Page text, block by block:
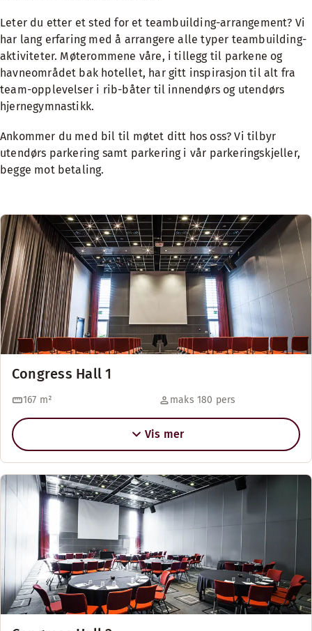
Leter du etter et sted for et teambuilding-arrangement? Vi
har lang erfaring med å arrangere alle typer teambuilding-
aktiviteter. Møterommene våre, i tillegg til parkene og
havneområdet bak hotellet, har gitt inspirasjon til alt fra
team-opplevelser i rib-båter til innendørs og utendørs
hjernegymnastikk.
Ankommer du med bil til møtet ditt hos oss? Vi tilbyr
utendørs parkering samt parkering i vår parkeringskjeller,
begge mot betaling.
Congress Hall 1
167 m² maks 180 pers
Vis mer